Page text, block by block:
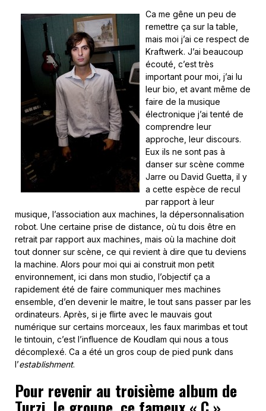
Ca me gêne un peu de
remettre ça sur la table,
mais moi j’ai ce respect de
Kraftwerk. J’ai beaucoup
écouté, c’est très
important pour moi, j’ai lu
leur bio, et avant même de
faire de la musique
électronique j’ai tenté de
comprendre leur
approche, leur discours.
Eux ils ne sont pas à
danser sur scène comme
Jarre ou David Guetta, il y
a cette espèce de recul
par rapport à leur
musique, l’association aux machines, la dépersonnalisation
robot. Une certaine prise de distance, où tu dois être en
retrait par rapport aux machines, mais où la machine doit
tout donner sur scène, ce qui revient à dire que tu deviens
la machine. Alors pour moi qui ai construit mon petit
environnement, ici dans mon studio, l’objectif ça a
rapidement été de faire communiquer mes machines
ensemble, d’en devenir le maitre, le tout sans passer par les
ordinateurs. Après, si je flirte avec le mauvais gout
numérique sur certains morceaux, les faux marimbas et tout
le tintouin, c’est l’influence de Koudlam qui nous a tous
décomplexé. Ca a été un gros coup de pied punk dans
l’establishment.
Pour revenir au troisième album de